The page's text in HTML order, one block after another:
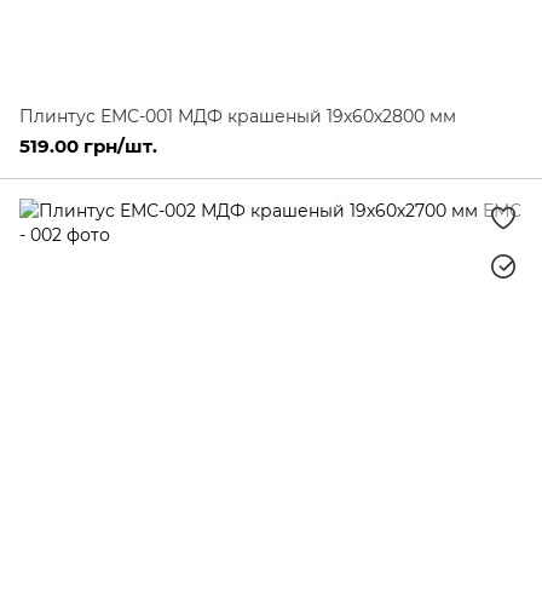
Плинтус ЕМС-001 МДФ крашеный 19х60х2800 мм
519.00 грн/шт.